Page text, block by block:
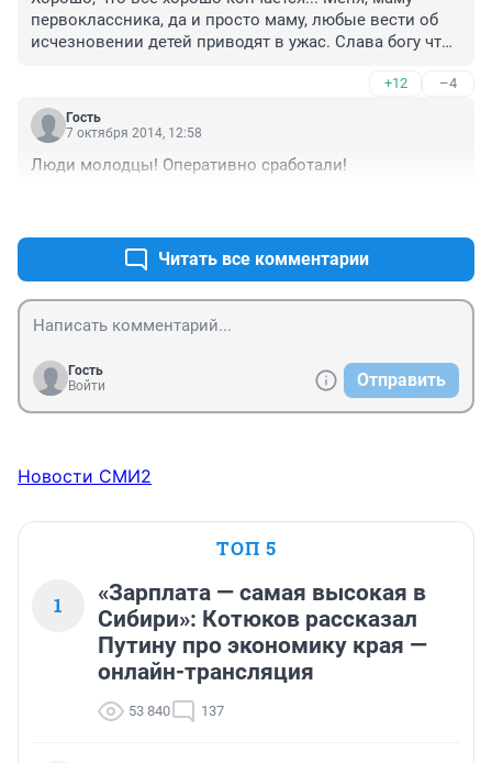
первоклассника, да и просто маму, любые вести об
исчезновении детей приводят в ужас. Слава богу что
+12 –4
Гость
7 октября 2014, 12:58
Люди молодцы! Оперативно сработали!
Читать все комментарии
Гость
Войти
Отправить
Новости СМИ2
ТОП 5
1
«Зарплата — самая высокая в
Сибири»: Котюков рассказал
Путину про экономику края —
онлайн-трансляция
53 840 137